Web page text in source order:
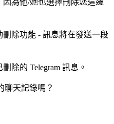
為他/她也選擇刪除您這邊
除功能 - 訊息將在發送一段
除的 Telegram 訊息。
聊天記錄嗎？